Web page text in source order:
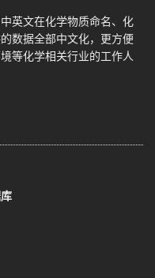
英文在化学物质命名、化
数据全部中文化，更方便
等化学相关行业的工作人